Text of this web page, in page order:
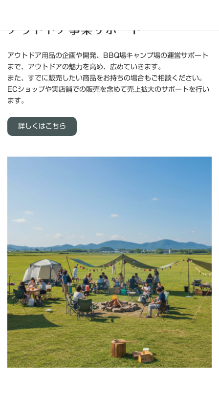
アウトドア事業サポート
アウトドア用品の企画や開発、BBQ場キャンプ場の運営サポート
まで、アウトドアの魅力を高め、広めていきます。
また、すでに販売したい商品をお持ちの場合もご相談ください。
ECショップや実店舗での販売を含めて売上拡大のサポートを行い
ます。
詳しくはこちら